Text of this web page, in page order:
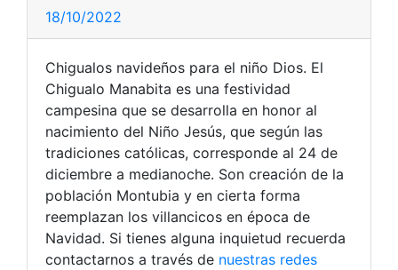
18/10/2022
Chigualos navideños para el niño Dios. El
Chigualo Manabita es una festividad
campesina que se desarrolla en honor al
nacimiento del Niño Jesús, que según las
tradiciones católicas, corresponde al 24 de
diciembre a medianoche. Son creación de la
población Montubia y en cierta forma
reemplazan los villancicos en época de
Navidad. Si tienes alguna inquietud recuerda
contactarnos a través de nuestras redes